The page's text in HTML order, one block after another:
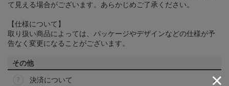
て見える場合がございます。あらかじめご了承ください。
【仕様について】
取り扱い商品によっては、パッケージやデザインなどの仕様が予
告なく変更になることがございます。
その他
決済について